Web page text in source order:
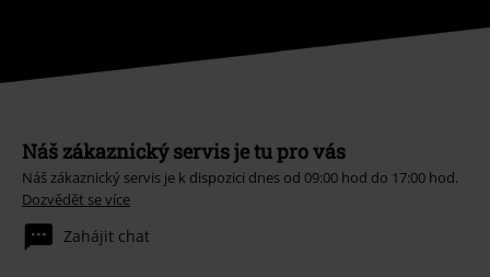
Náš zákaznický servis je tu pro vás
Náš zákaznický servis je k dispozici dnes od 09:00 hod do 17:00 hod.
Dozvědět se více
Zahájit chat